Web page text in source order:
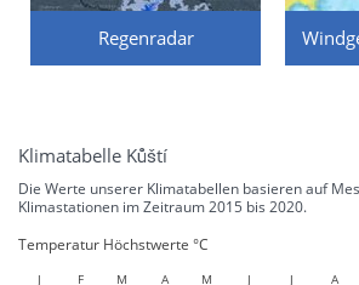
Regenradar
Klimatabelle Kůští
Die Werte unserer Klimatabellen basieren auf
Klimastationen im Zeitraum 2015 bis 2020.
Temperatur Höchstwerte °C
J F M A M J J A